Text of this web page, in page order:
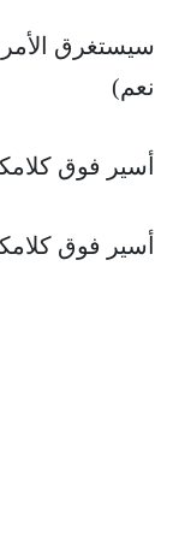
سيستغرق الأمر
نعم)
أسير فوق
أسير فوق